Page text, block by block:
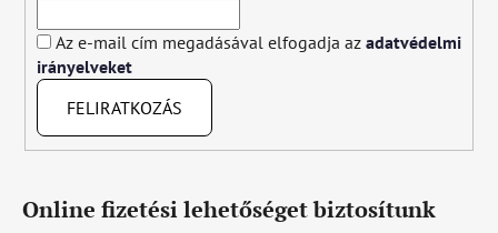
Az e-mail cím megadásával elfogadja az adatvédelmi
irányelveket
FELIRATKOZÁS
Online fizetési lehetőséget biztosítunk